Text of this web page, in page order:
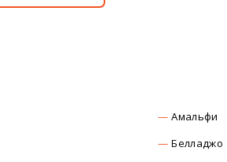
Амальфи
Белладжо